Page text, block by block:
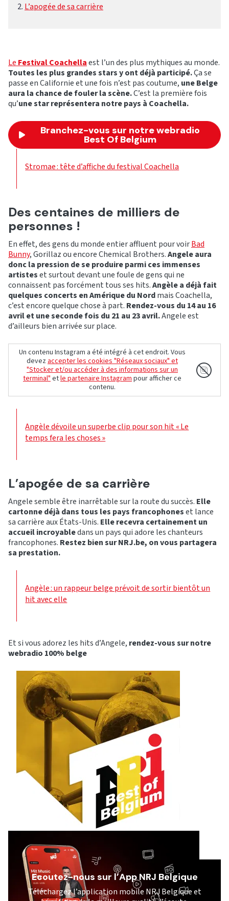
L’apogée de sa carrière
Le Festival Coachellaest l’un des plus mythiques au monde.
Toutes les plus grandes stars y ont déjà participé.Ça se
passe en Californie et une fois n’est pas coutume, une Belge
aura la chance de fouler la scène.C’est la première fois
qu’une star représentera notre pays à Coachella.
Branchez-vous sur notre webradio
Best Of Belgium
Stromae : tête d’affiche du festival Coachella
Des centaines de milliers de
personnes !
En effet, des gens du monde entier affluent pour voirBad
Bunny, Gorillaz ou encore Chemical Brothers.Angele aura
donc la pression de se produire parmi ces immenses
artisteset surtout devant une foule de gens qui ne
connaissent pas forcément tous ses hits.Angèle a déjà fait
quelques concerts en Amérique du Nordmais Coachella,
c’est encore quelque chose à part. Rendez-vous du 14 au 16
avril et une seconde fois du 21 au 23 avril.Angele est
d’ailleurs bien arrivée sur place.
Un contenu Instagram a été intégré à cet endroit. Vous
devezaccepter les cookies "Réseaux sociaux" et
"Stocker et/ou accéder à des informations sur un
terminal"etle partenaire Instagrampour afficher ce
contenu.
Angèle dévoile un superbe clip pour son hit « Le
temps fera les choses »
L’apogée de sa carrière
Angele semble être inarrêtable sur la route du succès. Elle
cartonne déjà dans tous les pays francophoneset lance
sa carrière aux États-Unis. Elle recevra certainement un
accueil incroyabledans un pays qui adore les chanteurs
francophones. Restez bien sur NRJ.be, on vous partagera
sa prestation.
Angèle : un rappeur belge prévoit de sortir bientôt un
hit avec elle
Et si vous adorez les hits d’Angele, rendez-vous sur notre
webradio 100% belge
Ecoutez-nous sur l’App NRJ Belgique
Téléchargez l’application mobile NRJ Belgique et